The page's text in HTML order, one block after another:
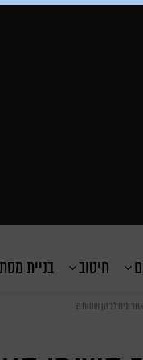
חיטוב בניית